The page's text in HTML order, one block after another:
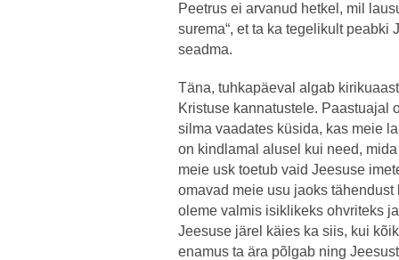
Peetrus ei arvanud hetkel, mil
surema“, et ta ka tegelikult peabki
seadma.
Täna, tuhkapäeval algab
Kristuse kannatustele. Paastuajal
silma vaadates küsida, kas meie
on kindlamal alusel kui need,
meie usk toetub vaid Jeesuse
omavad meie usu jaoks
oleme valmis isiklikeks ohvriteks
Jeesuse järel käies ka siis, kui
enamus ta ära põlgab ning